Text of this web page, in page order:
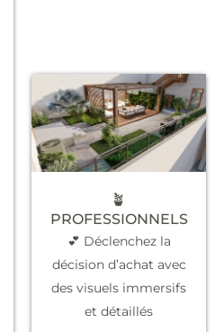
🪴
PROFESSIONNELS
💕 Déclenchez la
décision d’achat avec
des visuels immersifs
et détaillés